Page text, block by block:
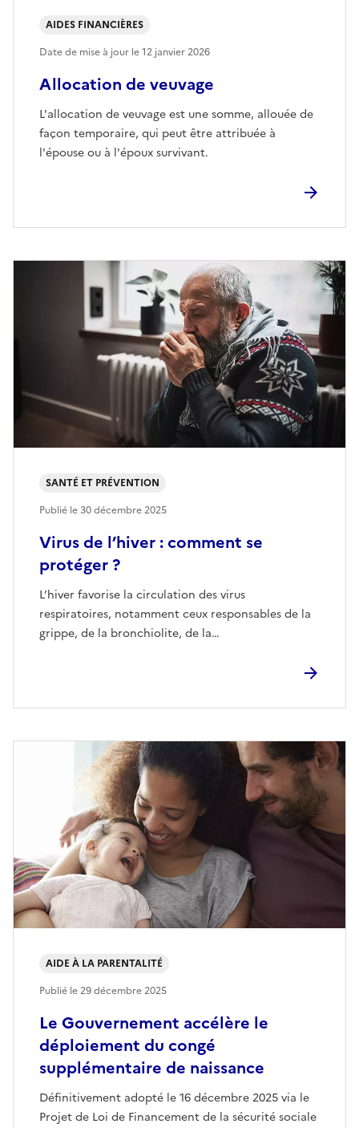
Allocation de veuvage
L'allocation de veuvage est une somme, allouée de
façon temporaire, qui peut être attribuée à
l'épouse ou à l'époux survivant.
AIDES FINANCIÈRES
Date de mise à jour le12 janvier 2026
Virus de l’hiver : comment se
protéger ?
L’hiver favorise la circulation des virus
respiratoires, notamment ceux responsables de la
grippe, de la bronchiolite, de la…
SANTÉ ET PRÉVENTION
Publié le30 décembre 2025
Le Gouvernement accélère le
déploiement du congé
supplémentaire de naissance
Définitivement adopté le 16 décembre 2025 via le
Projet de Loi de Financement de la sécurité sociale
AIDE À LA PARENTALITÉ
Publié le29 décembre 2025